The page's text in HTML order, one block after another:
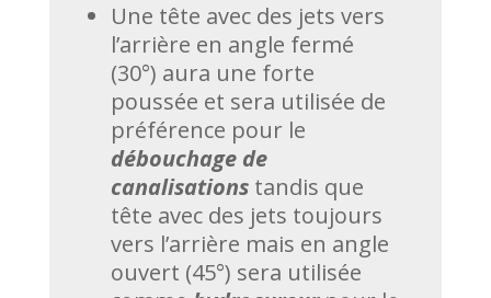
Une tête avec des jets vers
l’arrière en angle fermé
(30°) aura une forte
poussée et sera utilisée de
préférence pour le
débouchage de
canalisationstandis que
tête avec des jets toujours
vers l’arrière mais en angle
ouvert (45°) sera utilisée